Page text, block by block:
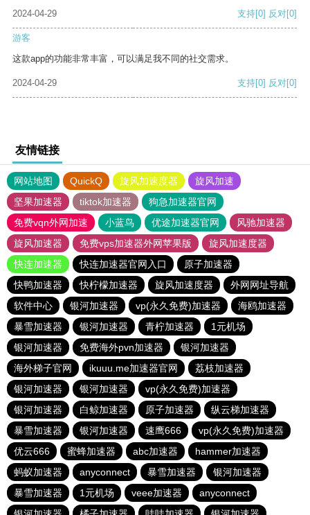
2024-04-29
支持[0] 反对[0]
游客
这款app的功能非常丰富，可以满足我不同的社交需求。
2024-04-29 支持[0] 反对[0]
友情链接
网站地图 QuickQ 旋风加速度器
旋风加速
坚果加速器
tiktok加速器
狗急加速器官网
免费vqn外网加速
小蓝鸟 优途加速器官网
风驰加速器
旋风加速器
免费vps加速器外网苹果版
旋风加速度器
快连加速器
快连加速器官网入口
原子加速器
快鸭加速器
快柠檬加速器 旋风加速度器
外网网址导航
软件中心
银河加速器 vp(永久免费)加速器
海鸥加速器
暴雪加速器
银河加速器 青柠加速器
1元机场
银河加速器
免费海外pvn加速器
银河加速器
海外梯子官网
ikuuu.me加速器官网
荔枝加速器
银河加速器
银河加速器
vp(永久免费)加速器
银河加速器
白鲸加速器 原子加速器
纵云梯加速器
暴雪加速器
银河加速器 速鹰666
vp(永久免费)加速器
优云666
蜜蜂加速器 abc加速器
hammer加速器
蚂蚁加速器
anyconnect 暴雪加速器
银河加速器
暴雪加速器
1元机场 veee加速器
anyconnect